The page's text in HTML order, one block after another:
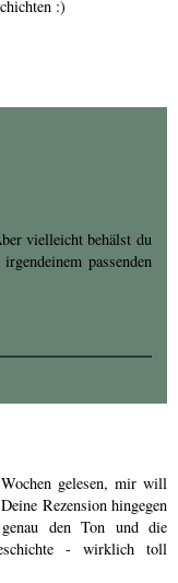
:)
vielleicht behälst du
passenden
gelesen, mir will
Rezension hingegen
den Ton und die
- wirklich toll